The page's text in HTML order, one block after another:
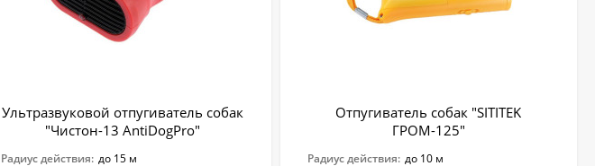
Ультразвуковой отпугиватель собак
"Чистон-13 AntiDogPro"
Радиус действия: до 15 м
Отпугиватель собак "SITITEK
ГРОМ-125"
Радиус действия: до 10 м